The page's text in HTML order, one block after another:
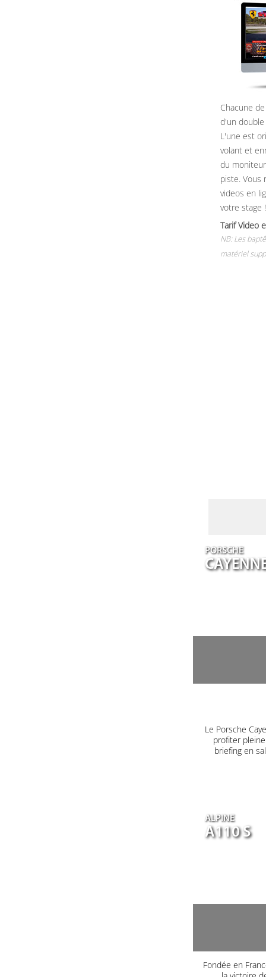
Chacune
d'un
L'une est
volant et
du
piste. Vous
videos en
votre stage !
Tarif Video
NB: Les
matériel
PORSCHE
Le Porsche
profiter
briefing en
ALPINE
A110 S
Fondée en